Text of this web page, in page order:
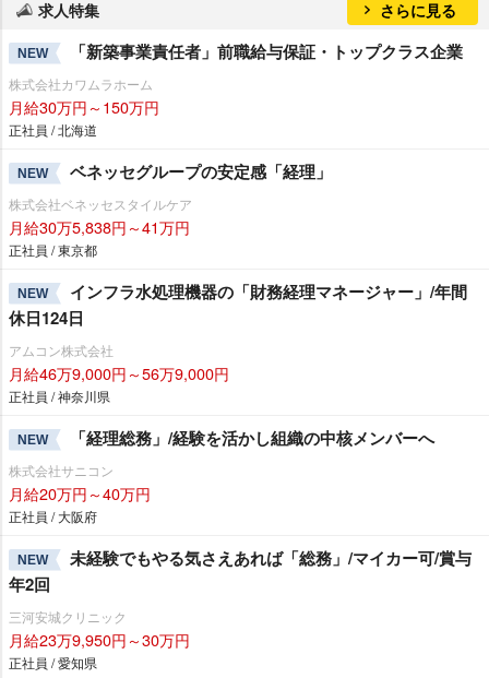
求人特集 さらに見る
NEW 「新築事業責任者」前職給与保証・トップクラス企業
株式会社カワムラホーム
月給30万円～150万円
正社員 / 北海道
NEW ベネッセグループの安定感「経理」
株式会社ベネッセスタイルケア
月給30万5,838円～41万円
正社員 / 東京都
NEW
インフラ水処理機器の「財務経理マネージャー」/年間
休日124日
アムコン株式会社
月給46万9,000円～56万9,000円
正社員 / 神奈川県
NEW 「経理総務」/経験を活かし組織の中核メンバーへ
株式会社サニコン
月給20万円～40万円
正社員 / 大阪府
NEW
未経験でもやる気さえあれば「総務」/マイカー可/賞与
年2回
三河安城クリニック
月給23万9,950円～30万円
正社員 / 愛知県